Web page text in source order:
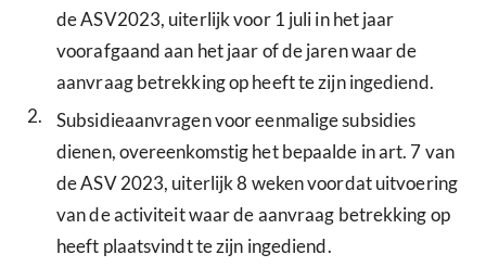
de ASV2023, uiterlijk voor 1 juli in het jaar
voorafgaand aan het jaar of de jaren waar de
aanvraag betrekking op heeft te zijn ingediend.
2.
Subsidieaanvragen voor eenmalige subsidies
dienen, overeenkomstig het bepaalde in art. 7 van
de ASV 2023, uiterlijk 8 weken voordat uitvoering
van de activiteit waar de aanvraag betrekking op
heeft plaatsvindt te zijn ingediend.